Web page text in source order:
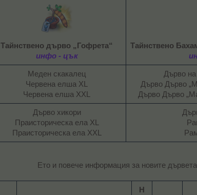
Тайнствено дърво „Гофрета“
инфо - цък
Тайнствено
Меден скакалец
Червена елша XL
Червена елша XXL​
Дърво
Дърво Дърво
Дърво Дърво
Дърво хикори
Праисторическа ела XL
Праисторическа ела XXL​
Ето и повече информация за новите
Н